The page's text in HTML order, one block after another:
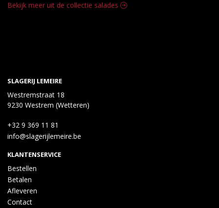
Bekijk meer uit de collectie salades
SLAGERIJ LEMEIRE
Westremstraat 18
9230 Westrem (Wetteren)
+32 9 369 11 81
info@slagerijlemeire.be
KLANTENSERVICE
Bestellen
Betalen
Afleveren
Contact